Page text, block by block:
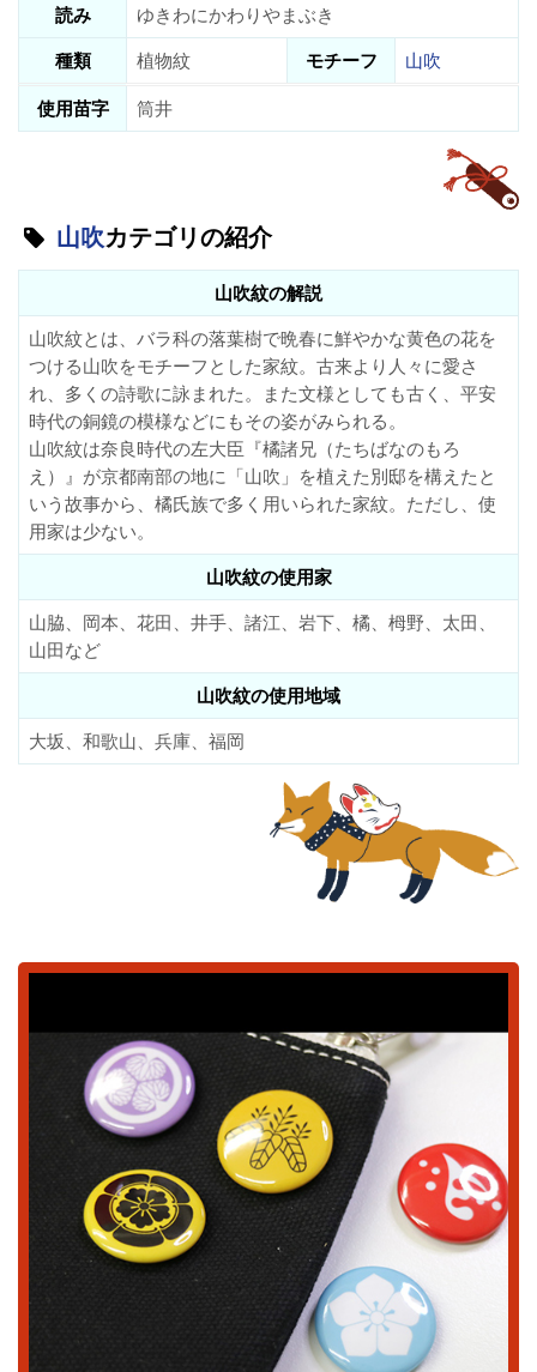
読み
ゆきわにかわりやまぶき
種類
植物紋 モチーフ
山吹
使用苗字
筒井
山吹カテゴリの紹介
山吹紋の解説
山吹紋とは、バラ科の落葉樹で晩春に鮮やかな黄色の花を
つける山吹をモチーフとした家紋。古来より人々に愛さ
れ、多くの詩歌に詠まれた。また文様としても古く、平安
時代の銅鏡の模様などにもその姿がみられる。
山吹紋は奈良時代の左大臣『橘諸兄（たちばなのもろ
え）』が京都南部の地に「山吹」を植えた別邸を構えたと
いう故事から、橘氏族で多く用いられた家紋。ただし、使
用家は少ない。
山吹紋の使用家
山脇、岡本、花田、井手、諸江、岩下、橘、栂野、太田、
山田など
山吹紋の使用地域
大坂、和歌山、兵庫、福岡